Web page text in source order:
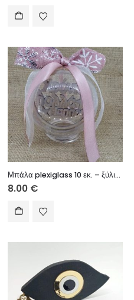
Μπάλα plexiglass 10 εκ. – ξύλινο στοιχείο Χρόνια Πολλά (Παππού)
8.00 €